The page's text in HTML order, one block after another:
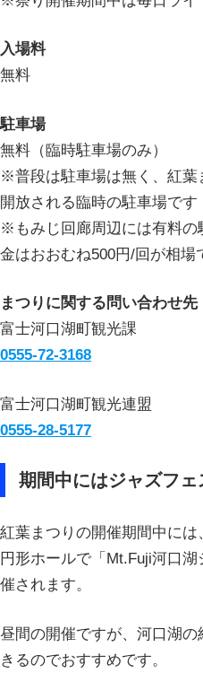
入場料
無料
駐車場
無料（臨時駐車場のみ）
※普段は駐車場は無く、紅葉
開放される臨時の駐車場です
※もみじ回廊周辺には有料の
金はおおむね500円/回が相場
まつりに関する問い合わせ先
富士河口湖町観光課
0555-72-3168
富士河口湖町観光連盟
0555-28-5177
期間中にはジャズフェ
紅葉まつりの開催期間中に
円形ホールで「Mt.Fuji河口
催されます。
昼間の開催ですが、河口湖
きるのでおすすめです。